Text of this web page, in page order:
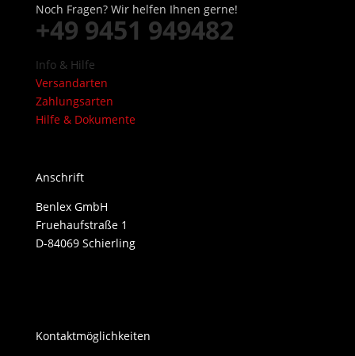
Noch Fragen? Wir helfen Ihnen gerne!
+49 9451 949482
Info & Hilfe
Versandarten
Zahlungsarten
Hilfe & Dokumente
Anschrift
Benlex GmbH
Fruehaufstraße 1
D-84069 Schierling
Kontaktmöglichkeiten